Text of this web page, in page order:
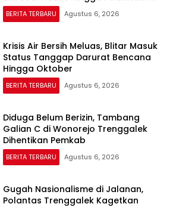
BERITA TERBARU Agustus 6, 2026
Krisis Air Bersih Meluas, Blitar Masuk
Status Tanggap Darurat Bencana
Hingga Oktober
BERITA TERBARU Agustus 6, 2026
Diduga Belum Berizin, Tambang
Galian C di Wonorejo Trenggalek
Dihentikan Pemkab
BERITA TERBARU Agustus 6, 2026
Gugah Nasionalisme di Jalanan,
Polantas Trenggalek Kagetkan